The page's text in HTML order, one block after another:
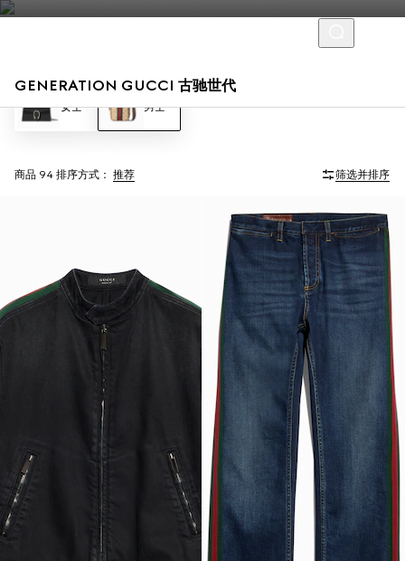
GENERATION GUCCI 古驰世代
女士 男士
商品 94 排序方式： 推荐 筛选并排序